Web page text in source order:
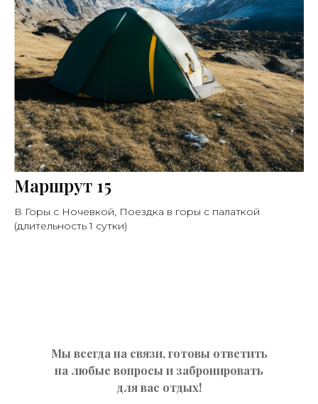
Маршрут 15
В Горы с Ночевкой, Поездка в горы с палаткой
(длительность 1 сутки)
Мы всегда на связи, готовы ответить
на любые вопросы и забронировать
для вас отдых!